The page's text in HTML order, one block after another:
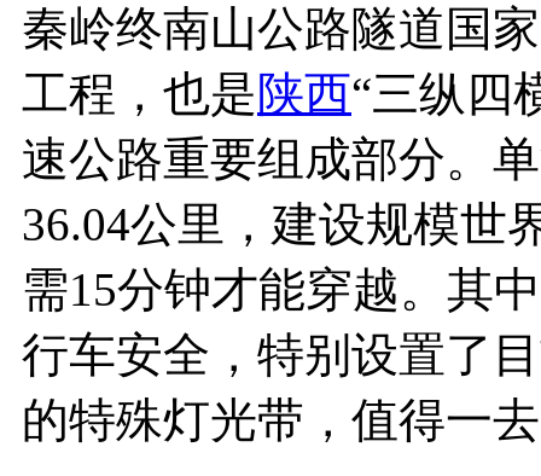
秦岭终南山公路隧道国
工程，也是陕西“三纵四
速公路重要组成部分。
36.04公里，建设规模世
需15分钟才能穿越。其
行车安全，特别设置了
的特殊灯光带，值得一